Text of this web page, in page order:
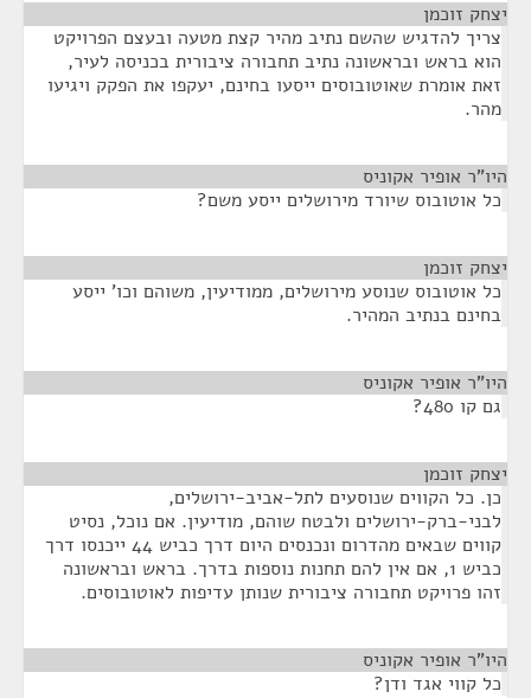
יצחק זוכמן
צריך להדגיש שהשם נתיב מהיר קצת מטעה ובעצם הפרויקט
הוא בראש ובראשונה נתיב תחבורה ציבורית בכניסה לעיר,
זאת אומרת שאוטובוסים ייסעו בחינם, יעקפו את הפקק ויגיעו
מהר.
היו"ר אופיר אקוניס
כל אוטובוס שיורד מירושלים ייסע משם?
יצחק זוכמן
כל אוטובוס שנוסע מירושלים, ממודיעין, משוהם וכו' ייסע
בחינם בנתיב המהיר.
היו"ר אופיר אקוניס
גם קו 480?
יצחק זוכמן
כן. כל הקווים שנוסעים לתל-אביב-ירושלים,
לבני-ברק-ירושלים ולבטח שוהם, מודיעין. אם נוכל, נסיט
קווים שבאים מהדרום ונכנסים היום דרך כביש 44 ייכנסו דרך
כביש 1, אם אין להם תחנות נוספות בדרך. בראש ובראשונה
זהו פרויקט תחבורה ציבורית שנותן עדיפות לאוטובוסים.
היו"ר אופיר אקוניס
כל קווי אגד ודן?